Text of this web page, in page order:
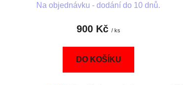
ů
Na objednávku - dodání do 10 dnů.
900 Kč / ks
DO KOŠÍKU